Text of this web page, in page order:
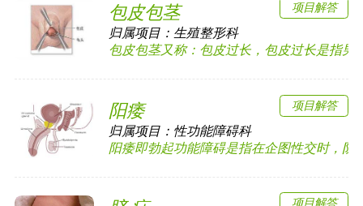
包皮包茎
归属项目： 生殖整形科
包皮包茎又称：包皮过长，包皮过长是指男
项目解答
阳痿
归属项目： 性功能障碍科
阳痿即勃起功能障碍是指在企图性交时，阴
项目解答
项目解答